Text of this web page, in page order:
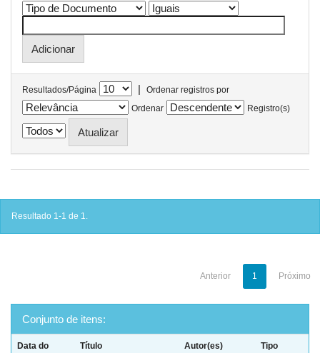
Resultados/Página |
Ordenar registros por
Ordenar
Registro(s)
Resultado 1-1 de 1.
Anterior 1 Próximo
Conjunto de itens:
Data do
Título Autor(es) Tipo